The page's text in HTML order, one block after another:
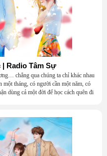
| Radio Tâm Sự
chẳng qua chúng ta chỉ khác nhau
tháng, có người cần một năm, có
dùng cả một đời để học cách quên đi